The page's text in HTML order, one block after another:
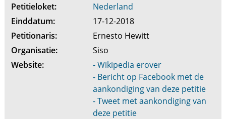
Petitieloket:
Nederland
Einddatum:
17-12-2018
Petitionaris:
Ernesto Hewitt
Organisatie:
Siso
Website:
- Wikipedia erover
- Bericht op Facebook met de
aankondiging van deze petitie
- Tweet met aankondiging van
deze petitie